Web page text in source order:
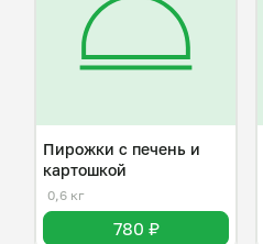
Пирожки с печень и
картошкой
0,6 кг
780 ₽